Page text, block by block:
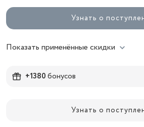
Узнать о
Показать применённые скидки
+1380бонусов
Узнать о